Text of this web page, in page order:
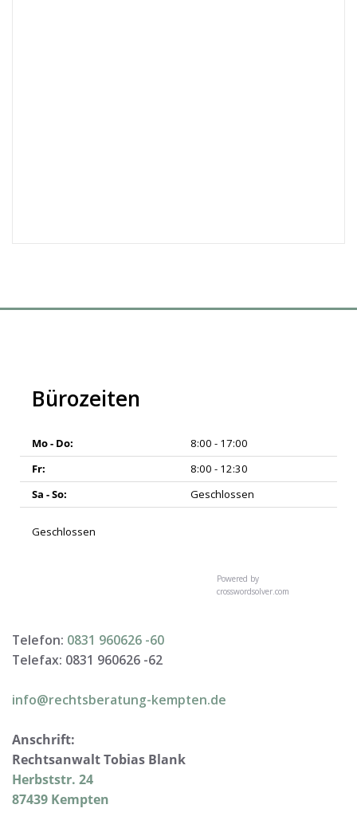
Bürozeiten
Mo - Do:
8:00 - 17:00
Fr:
8:00 - 12:30
Sa - So:
Geschlossen
Geschlossen
Powered by
crosswordsolver.com
Telefon: 0831 960626 -60
Telefax: 0831 960626 -62
info@rechtsberatung-kempten.de
Anschrift:
Rechtsanwalt Tobias Blank
Herbststr. 24
87439 Kempten